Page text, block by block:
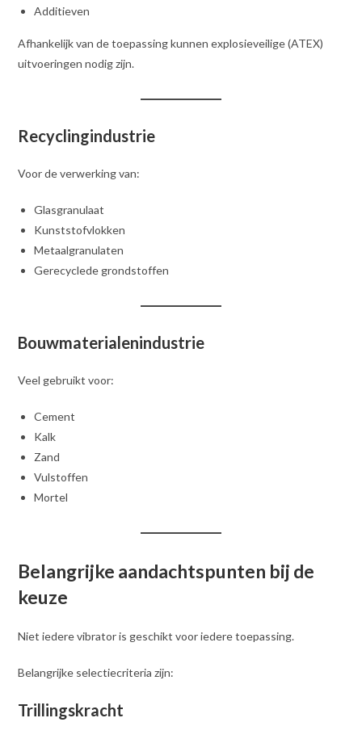
Additieven
Afhankelijk van de toepassing kunnen explosieveilige (ATEX)
uitvoeringen nodig zijn.
Recyclingindustrie
Voor de verwerking van:
Glasgranulaat
Kunststofvlokken
Metaalgranulaten
Gerecyclede grondstoffen
Bouwmaterialenindustrie
Veel gebruikt voor:
Cement
Kalk
Zand
Vulstoffen
Mortel
Belangrijke aandachtspunten bij de
keuze
Niet iedere vibrator is geschikt voor iedere toepassing.
Belangrijke selectiecriteria zijn:
Trillingskracht